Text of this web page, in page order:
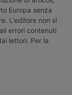
Europa senza
L'editore non si
errori contenuti
lettori. Per la